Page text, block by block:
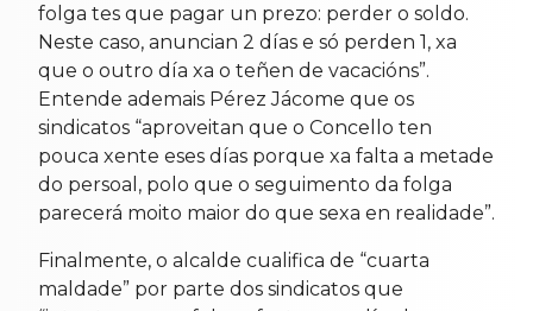
folga tes que pagar un prezo: perder o soldo.
Neste caso, anuncian 2 días e só perden 1, xa
que o outro día xa o teñen de vacacións”.
Entende ademais Pérez Jácome que os
sindicatos “aproveitan que o Concello ten
pouca xente eses días porque xa falta a metade
do persoal, polo que o seguimento da folga
parecerá moito maior do que sexa en realidade”.
Finalmente, o alcalde cualifica de “cuarta
maldade” por parte dos sindicatos que